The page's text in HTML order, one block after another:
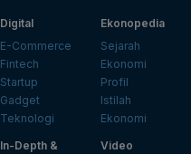
Digital
E-Commerce
Fintech
Startup
Gadget
Teknologi
Ekonopedia
Sejarah
Ekonomi
Profil
Istilah
Ekonomi
In-Depth &
Video